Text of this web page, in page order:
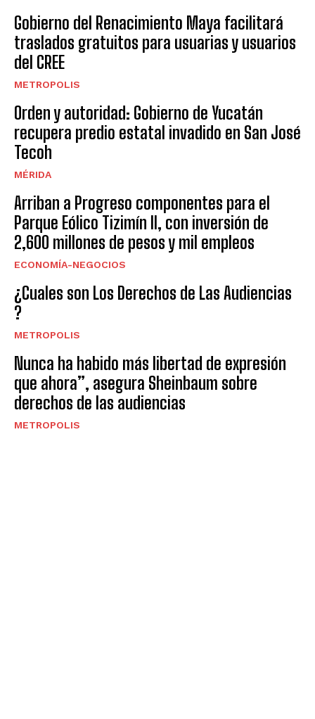
Gobierno del Renacimiento Maya facilitará
traslados gratuitos para usuarias y usuarios
del CREE
METROPOLIS
Orden y autoridad: Gobierno de Yucatán
recupera predio estatal invadido en San José
Tecoh
MÉRIDA
Arriban a Progreso componentes para el
Parque Eólico Tizimín II, con inversión de
2,600 millones de pesos y mil empleos
ECONOMÍA-NEGOCIOS
¿Cuales son Los Derechos de Las Audiencias
?
METROPOLIS
Nunca ha habido más libertad de expresión
que ahora”, asegura Sheinbaum sobre
derechos de las audiencias
METROPOLIS